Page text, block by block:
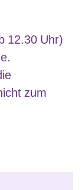
12.30 Uhr)
zum